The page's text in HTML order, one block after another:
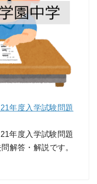
年度入学試験問題
年度入学試験問題
解答・解説です。